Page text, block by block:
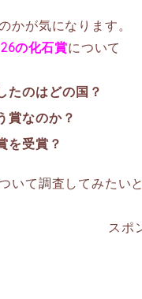
かが気になります。
の化石賞について
たのはどの国？
賞なのか？
を受賞？
いて調査してみたい
スポ